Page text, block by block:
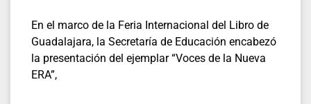
En el marco de la Feria Internacional del Libro de
Guadalajara, la Secretaría de Educación encabezó
la presentación del ejemplar “Voces de la Nueva
ERA”,